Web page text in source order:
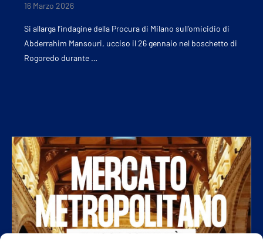
16 Marzo 2026
Si allarga l’indagine della Procura di Milano sull’omicidio di
Abderrahim Mansouri, ucciso il 26 gennaio nel boschetto di
Rogoredo durante …